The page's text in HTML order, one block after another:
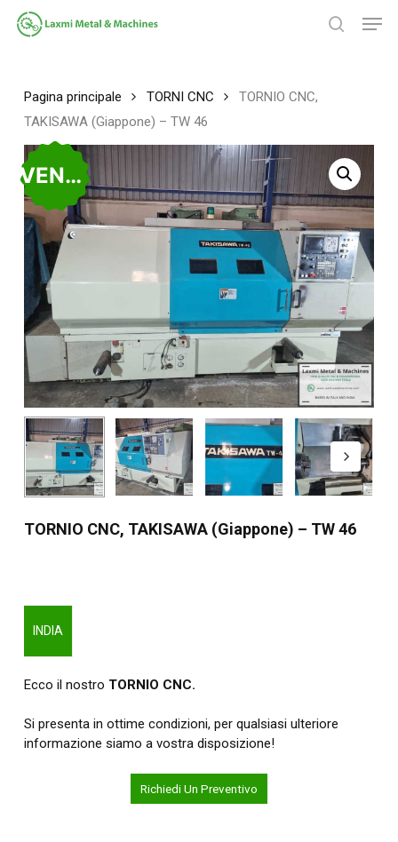
Salta
Pagina principale TORNI CNC
TORNIO CNC,
TAKISAWA (Giappone) – TW 46
VENDUTO
TORNIO CNC, TAKISAWA (Giappone) – TW 46
INDIA
Ecco il nostro TORNIO CNC.
Si presenta in ottime condizioni, per qualsiasi ulteriore
informazione siamo a vostra disposizione!
Richiedi Un Preventivo